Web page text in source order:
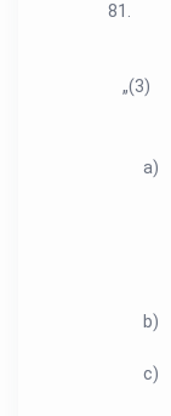
81.
„(3)
a)
b)
c)